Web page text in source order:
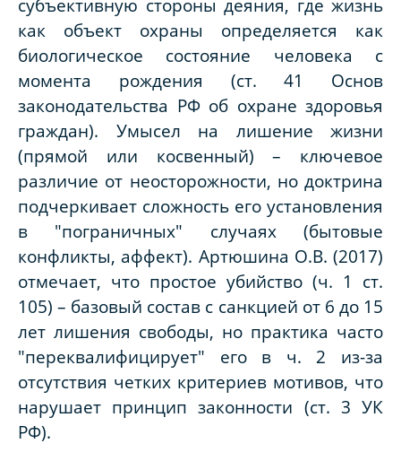
субъективную стороны деяния, где жизнь
как объект охраны определяется как
биологическое состояние человека с
момента рождения (ст. 41 Основ
законодательства РФ об охране здоровья
граждан). Умысел на лишение жизни
(прямой или косвенный) – ключевое
различие от неосторожности, но доктрина
подчеркивает сложность его установления
в "пограничных" случаях (бытовые
конфликты, аффект). Артюшина О.В. (2017)
отмечает, что простое убийство (ч. 1 ст.
105) – базовый состав с санкцией от 6 до 15
лет лишения свободы, но практика часто
"переквалифицирует" его в ч. 2 из-за
отсутствия четких критериев мотивов, что
нарушает принцип законности (ст. 3 УК
РФ).